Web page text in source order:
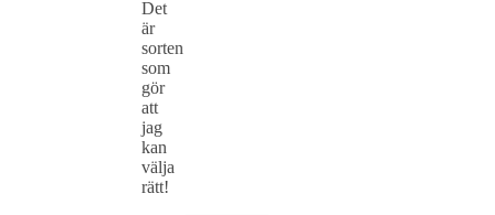
Det
är
sorten
som
gör
att
jag
kan
välja
rätt!